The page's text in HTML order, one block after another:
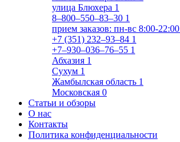
улица Блюхера 1
8‒800‒550‒83‒30 1
прием заказов: пн-вс 8:00-22:00
+7 (351) 232‒93‒84 1
+7‒930‒036‒76‒55 1
Абхазия 1
Сухум 1
Жамбылская область 1
Московская 0
Статьи и обзоры
О нас
Контакты
Политика конфиденциальности